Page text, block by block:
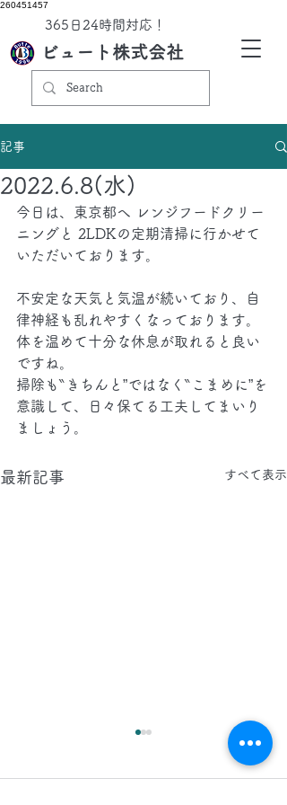
260451457
ビュート株式会社
​365日24時間対応！
記事
2022.6.8(水)
今日は、東京都へ レンジフードクリー
ニングと 2LDKの定期清掃に行かせて
いただいております。
不安定な天気と気温が続いており、自
律神経も乱れやすくなっております。
体を温めて十分な休息が取れると良い
ですね。
掃除も‶きちんと”ではなく‶こまめに”を
意識して、日々保てる工夫してまいり
ましょう。
最新記事 すべて表示